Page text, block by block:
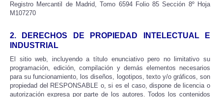
Registro Mercantil de Madrid, Tomo 6594 Folio 85 Sección 8º Hoja
M107270
2. DERECHOS DE PROPIEDAD INTELECTUAL E
INDUSTRIAL
El sitio web, incluyendo a título enunciativo pero no limitativo su
programación, edición, compilación y demás elementos necesarios
para su funcionamiento, los diseños, logotipos, texto y/o gráficos, son
propiedad del RESPONSABLE o, si es el caso, dispone de licencia o
autorización expresa por parte de los autores. Todos los contenidos